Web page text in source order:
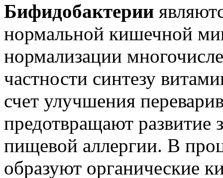
Бифидобактерии
нормальной кишечной
нормализации
частности синтезу
счет улучшения
предотвращают развитие
пищевой аллергии. В
образуют органические